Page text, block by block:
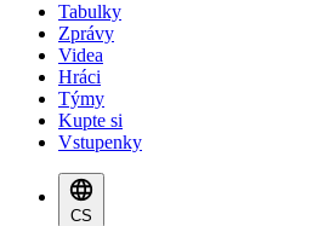
Tabulky
Zprávy
Videa
Hráci
Týmy
Kupte si
Vstupenky
CS